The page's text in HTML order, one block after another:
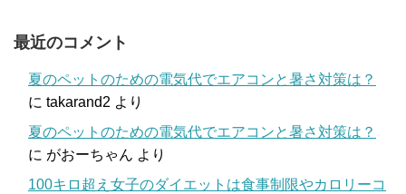
最近のコメント
夏のペットのための電気代でエアコンと暑さ対策は？
に takarand2 より
夏のペットのための電気代でエアコンと暑さ対策は？
に がおーちゃん より
100キロ超え女子のダイエットは食事制限やカロリーコ